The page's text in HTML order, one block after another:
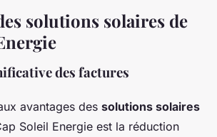
solutions solaires de
des factures
avantages des solutions solaires
Soleil Energie est la réduction